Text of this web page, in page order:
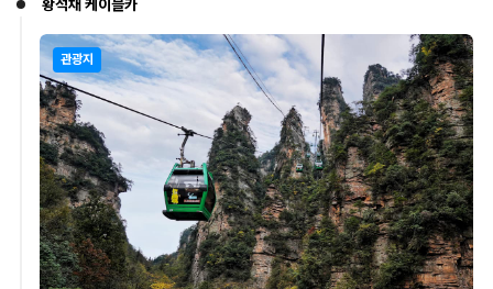
황석채 케이블카
관광지